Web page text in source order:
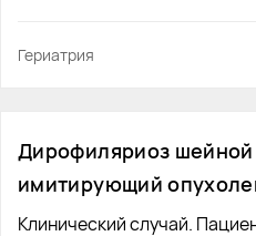
гериатрическая койка.
сделано, в чем
делом я наладила
направлялись одинокие
Гериатрия
Дирофиляриоз шейной
имитирующий
Клинический случай.